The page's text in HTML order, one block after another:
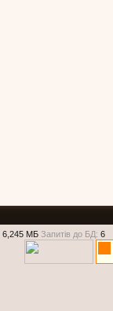
6,245 МБ Запитів до БД: 6